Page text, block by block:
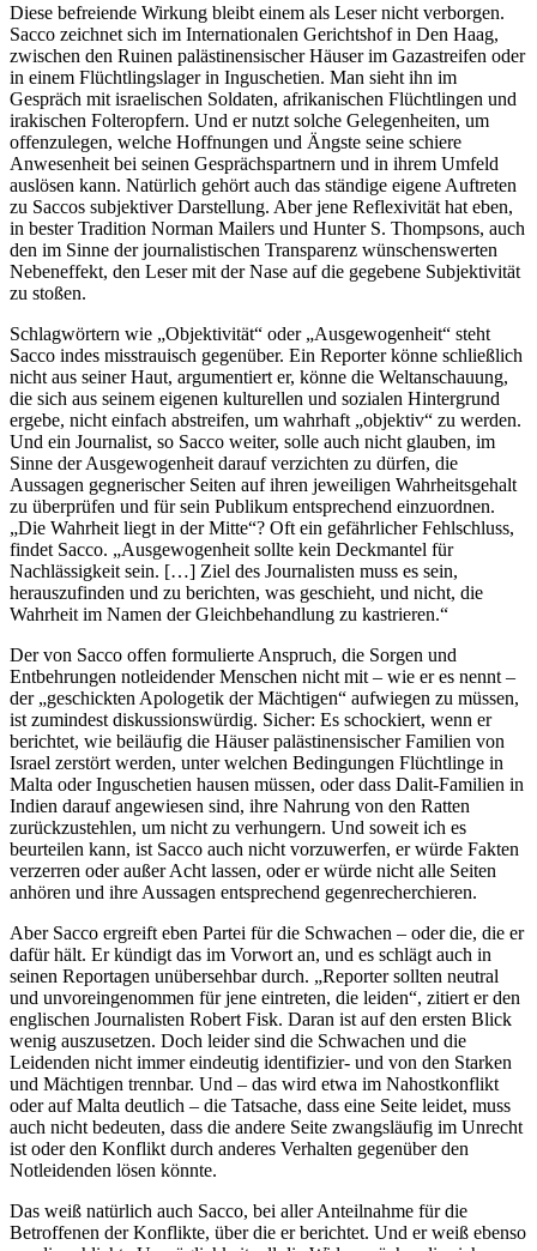
Diese befreiende Wirkung bleibt einem als Leser nicht verborgen.
Sacco zeichnet sich im Internationalen Gerichtshof in Den Haag,
zwischen den Ruinen palästinensischer Häuser im Gazastreifen oder
in einem Flüchtlingslager in Inguschetien. Man sieht ihn im
Gespräch mit israelischen Soldaten, afrikanischen Flüchtlingen und
irakischen Folteropfern. Und er nutzt solche Gelegenheiten, um
offenzulegen, welche Hoffnungen und Ängste seine schiere
Anwesenheit bei seinen Gesprächspartnern und in ihrem Umfeld
auslösen kann. Natürlich gehört auch das ständige eigene Auftreten
zu Saccos subjektiver Darstellung. Aber jene Reflexivität hat eben,
in bester Tradition Norman Mailers und Hunter S. Thompsons, auch
den im Sinne der journalistischen Transparenz wünschenswerten
Nebeneffekt, den Leser mit der Nase auf die gegebene Subjektivität
zu stoßen.
Schlagwörtern wie „Objektivität“ oder „Ausgewogenheit“ steht
Sacco indes misstrauisch gegenüber. Ein Reporter könne schließlich
nicht aus seiner Haut, argumentiert er, könne die Weltanschauung,
die sich aus seinem eigenen kulturellen und sozialen Hintergrund
ergebe, nicht einfach abstreifen, um wahrhaft „objektiv“ zu werden.
Und ein Journalist, so Sacco weiter, solle auch nicht glauben, im
Sinne der Ausgewogenheit darauf verzichten zu dürfen, die
Aussagen gegnerischer Seiten auf ihren jeweiligen Wahrheitsgehalt
zu überprüfen und für sein Publikum entsprechend einzuordnen.
„Die Wahrheit liegt in der Mitte“? Oft ein gefährlicher Fehlschluss,
findet Sacco. „Ausgewogenheit sollte kein Deckmantel für
Nachlässigkeit sein. […] Ziel des Journalisten muss es sein,
herauszufinden und zu berichten, was geschieht, und nicht, die
Wahrheit im Namen der Gleichbehandlung zu kastrieren.“
Der von Sacco offen formulierte Anspruch, die Sorgen und
Entbehrungen notleidender Menschen nicht mit – wie er es nennt –
der „geschickten Apologetik der Mächtigen“ aufwiegen zu müssen,
ist zumindest diskussionswürdig. Sicher: Es schockiert, wenn er
berichtet, wie beiläufig die Häuser palästinensischer Familien von
Israel zerstört werden, unter welchen Bedingungen Flüchtlinge in
Malta oder Inguschetien hausen müssen, oder dass Dalit-Familien in
Indien darauf angewiesen sind, ihre Nahrung von den Ratten
zurückzustehlen, um nicht zu verhungern. Und soweit ich es
beurteilen kann, ist Sacco auch nicht vorzuwerfen, er würde Fakten
verzerren oder außer Acht lassen, oder er würde nicht alle Seiten
anhören und ihre Aussagen entsprechend gegenrecherchieren.
Aber Sacco ergreift eben Partei für die Schwachen – oder die, die er
dafür hält. Er kündigt das im Vorwort an, und es schlägt auch in
seinen Reportagen unübersehbar durch. „Reporter sollten neutral
und unvoreingenommen für jene eintreten, die leiden“, zitiert er den
englischen Journalisten Robert Fisk. Daran ist auf den ersten Blick
wenig auszusetzen. Doch leider sind die Schwachen und die
Leidenden nicht immer eindeutig identifizier- und von den Starken
und Mächtigen trennbar. Und – das wird etwa im Nahostkonflikt
oder auf Malta deutlich – die Tatsache, dass eine Seite leidet, muss
auch nicht bedeuten, dass die andere Seite zwangsläufig im Unrecht
ist oder den Konflikt durch anderes Verhalten gegenüber den
Notleidenden lösen könnte.
Das weiß natürlich auch Sacco, bei aller Anteilnahme für die
Betroffenen der Konflikte, über die er berichtet. Und er weiß ebenso